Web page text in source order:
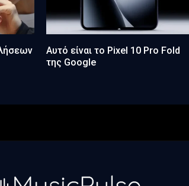
Αυτό είναι το Pixel 10 Pro Fold
της Google